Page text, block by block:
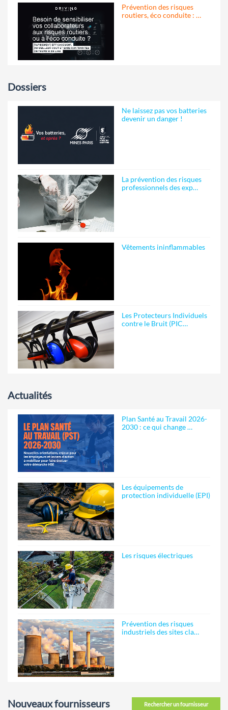
Prévention des risques
routiers, éco conduite : …
Dossiers
Ne laissez pas vos batteries
devenir un danger !
La prévention des risques
professionnels des exp…
Vêtements ininflammables
Les Protecteurs Individuels
contre le Bruit (PIC…
Actualités
Plan Santé au Travail 2026-
2030 : ce qui change …
Les équipements de
protection individuelle (EPI)
Les risques électriques
Prévention des risques
industriels des sites cla…
Rechercher un fournisseur
Nouveaux fournisseurs